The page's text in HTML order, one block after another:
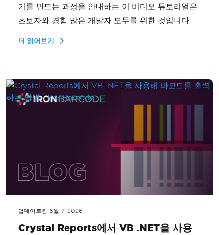
기를 만드는 과정을 안내하는 이 비디오 튜토리얼은
초보자와 경험 많은 개발자 모두를 위한 것입니다.
더 읽어보기
업데이트됨 6월 7, 2026
Crystal Reports에서 VB .NET을 사용